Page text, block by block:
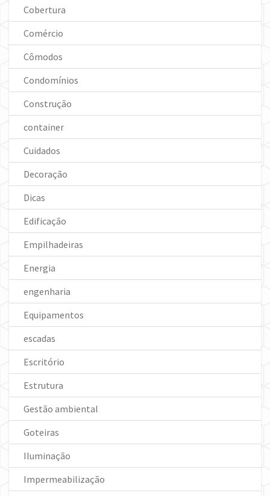
Cobertura
Comércio
Cômodos
Condomínios
Construção
container
Cuidados
Decoração
Dicas
Edificação
Empilhadeiras
Energia
engenharia
Equipamentos
escadas
Escritório
Estrutura
Gestão ambiental
Goteiras
Iluminação
Impermeabilização